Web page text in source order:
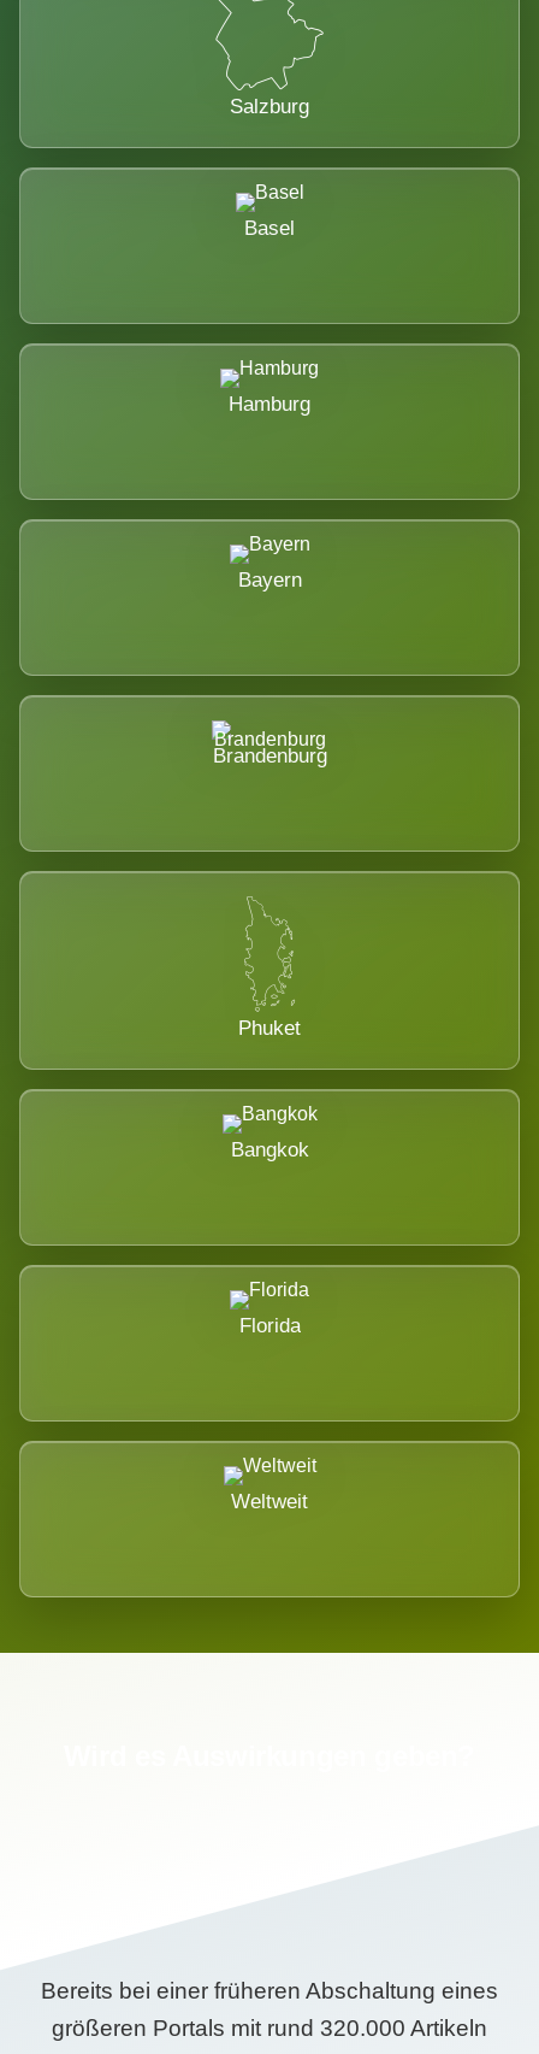
Salzburg
Basel
Hamburg
Bayern
Brandenburg
Phuket
Bangkok
Florida
Weltweit
Bereits bei einer früheren Abschaltung eines
größeren Portals mit rund 320.000 Artikeln